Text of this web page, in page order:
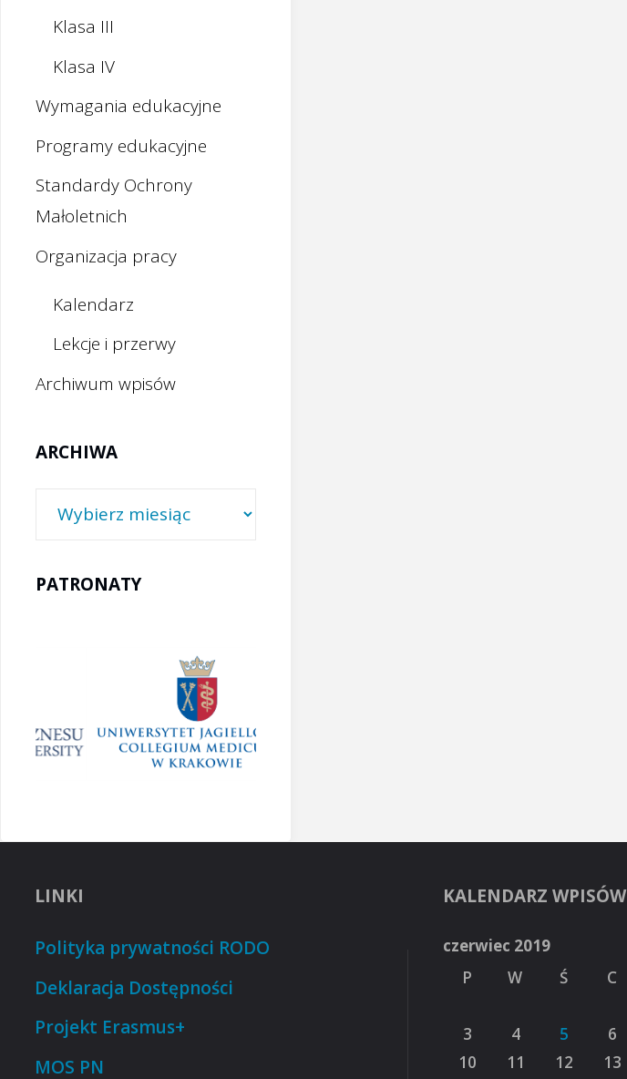
Klasa III
Klasa IV
Wymagania edukacyjne
Programy edukacyjne
Standardy Ochrony
Małoletnich
Organizacja pracy
Kalendarz
Lekcje i przerwy
Archiwum wpisów
ARCHIWA
Archiwa
PATRONATY
LINKI
Polityka prywatności RODO
Deklaracja Dostępności
Projekt Erasmus+
MOS PN
KALENDARZ WPISÓW
czerwiec 2019
P
W Ś C
3
4 5 6
10
11 12 13